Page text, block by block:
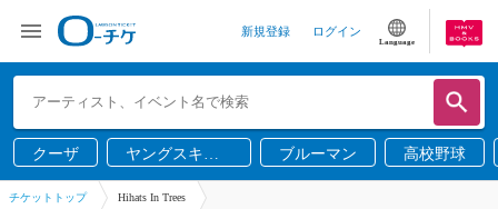
新規登録 ログイン
Language
クーザ
ヤングスキニ
ー
ブルーマン 高校野球
チケットトップ Hihats In Trees